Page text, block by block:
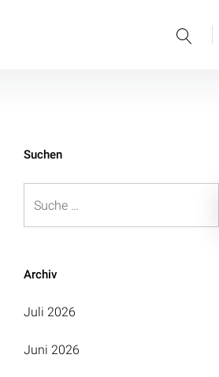
Suchen
Archiv
Juli 2026
Juni 2026